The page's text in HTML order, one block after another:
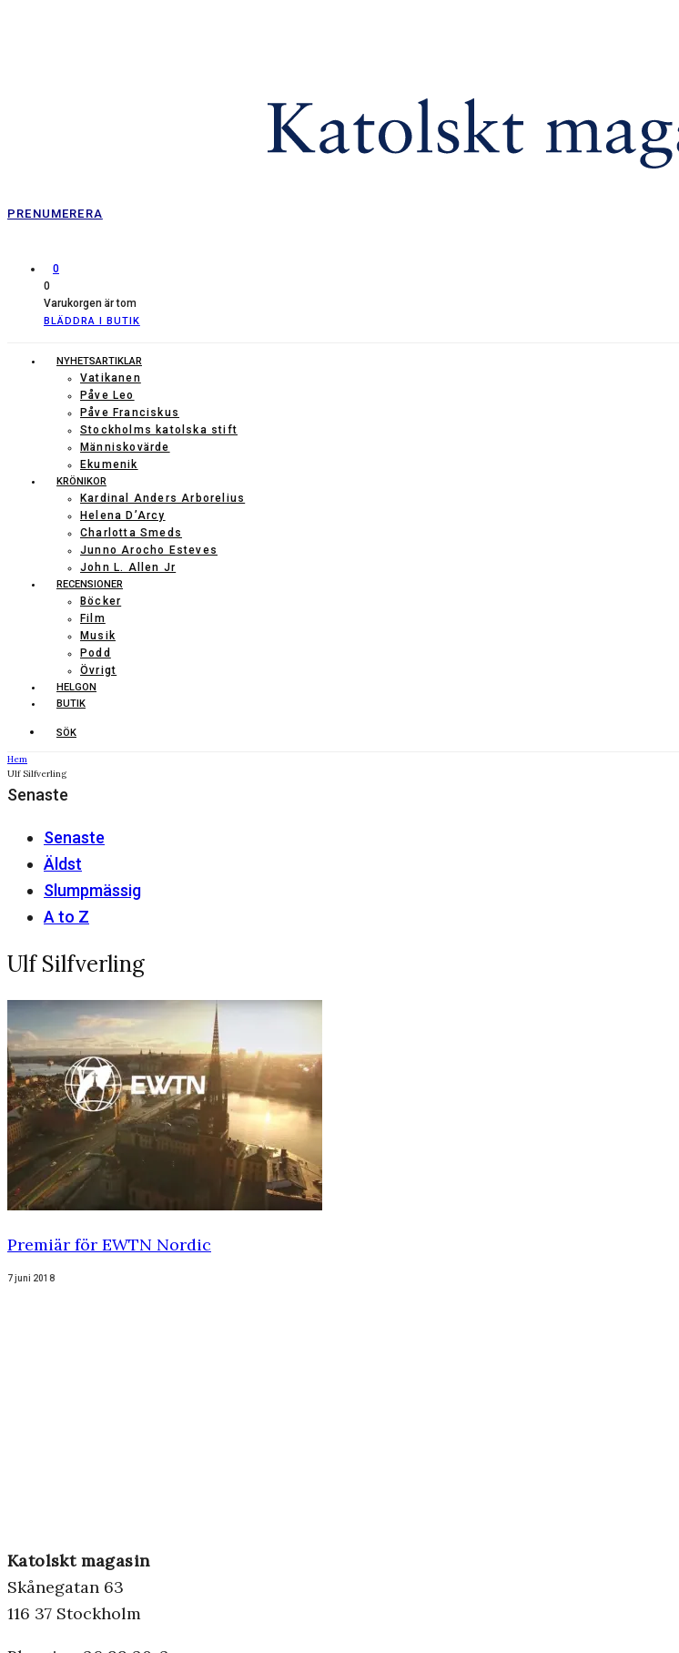
PRENUMERERA
0
0
Varukorgen är tom
BLÄDDRA I BUTIK
NYHETSARTIKLAR
Vatikanen
Påve Leo
Påve Franciskus
Stockholms katolska stift
Människovärde
Ekumenik
KRÖNIKOR
Kardinal Anders Arborelius
Helena D’Arcy
Charlotta Smeds
Junno Arocho Esteves
John L. Allen Jr
RECENSIONER
Böcker
Film
Musik
Podd
Övrigt
HELGON
BUTIK
SÖK
Hem
Ulf Silfverling
Senaste
Senaste
Äldst
Slumpmässig
A to Z
Ulf Silfverling
Premiär för EWTN Nordic
7 juni 2018
Katolskt magasin
Skånegatan 63
116 37 Stockholm